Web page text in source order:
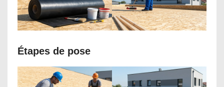
Étapes de pose